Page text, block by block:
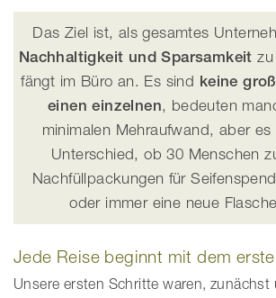
Das Ziel ist, als gesamtes
Nachhaltigkeit und Sparsamkeit
fängt im Büro an. Es sind keine
einen einzelnen, bedeuten
minimalen Mehraufwand, aber
Unterschied, ob 30 Menschen
Nachfüllpackungen für
oder immer eine neue
Jede Reise beginnt mit dem
Unsere ersten Schritte waren, zunächst